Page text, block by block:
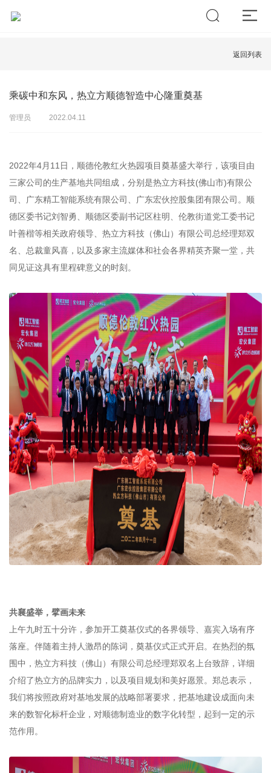
返回列表
乘碳中和东风，热立方顺德智造中心隆重奠基
管理员 2022.04.11
2022年4月11日，顺德伦教红火热园项目奠基盛大举行，该项目由
三家公司的生产基地共同组成，分别是热立方科技(佛山市)有限公
司、广东精工智能系统有限公司、广东宏伙控股集团有限公司。顺
德区委书记刘智勇、顺德区委副书记区柱明、伦教街道党工委书记
叶善楷等相关政府领导、热立方科技（佛山）有限公司总经理郑双
名、总裁童风喜，以及多家主流媒体和社会各界精英齐聚一堂，共
同见证这具有里程碑意义的时刻。
共襄盛举，擘画未来
上午九时五十分许，参加开工奠基仪式的各界领导、嘉宾入场有序
落座。伴随着主持人激昂的陈词，奠基仪式正式开启。在热烈的氛
围中，热立方科技（佛山）有限公司总经理郑双名上台致辞，详细
介绍了热立方的品牌实力，以及项目规划和美好愿景。郑总表示，
我们将按照政府对基地发展的战略部署要求，把基地建设成面向未
来的数智化标杆企业，对顺德制造业的数字化转型，起到一定的示
范作用。